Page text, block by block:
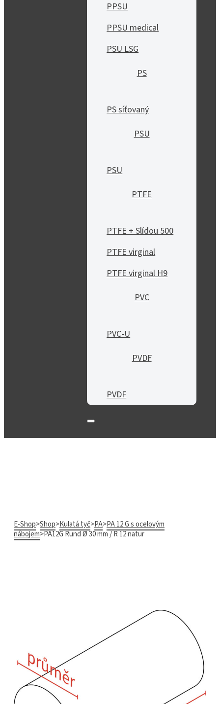
PPSU
PPSU medical
PSU LSG
PS
PS síťovaný
PSU
PSU
PTFE
PTFE + Slídou 500
PTFE virginal
PTFE virginal H9
PVC
PVC-U
PVDF
PVDF
E-Shop>Shop>Kulatá tyč>PA>PA 12 G s ocelovým
nábojem>PA12G Rund Ø 30 mm / R 12 natur